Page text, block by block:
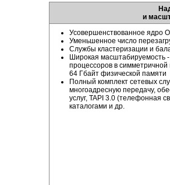
и
Усовершенствованное ядро
Уменьшенное число
Службы кластеризации и
Широкая масштабируемость
процессоров в
64 Гбайт физической памяти
Полный комплект сетевых
многоадресную передачу,
услуг, TAPI 3.0 (телефонная
каталогами и др.